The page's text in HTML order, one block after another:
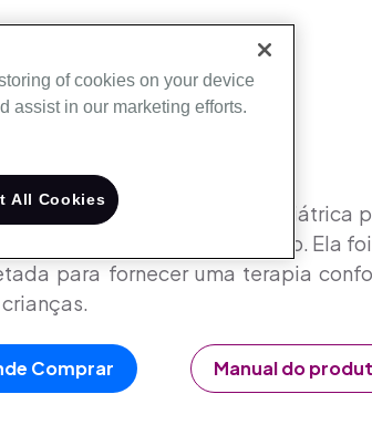
é uma máscara de CPAP pediátrica
a sete anos com apneia do sono. Ela
para fornecer uma terapia
Comprar Manual do
of cookies on your device
assist in our marketing efforts.
All Cookies